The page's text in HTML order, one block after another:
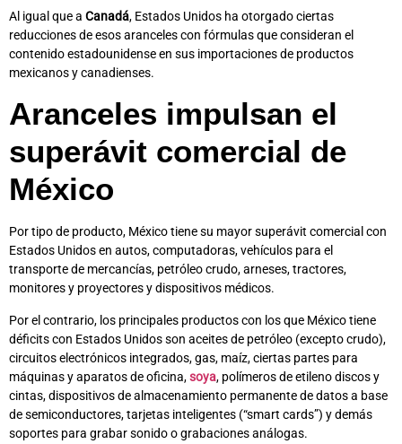
Al igual que a Canadá, Estados Unidos ha otorgado ciertas
reducciones de esos aranceles con fórmulas que consideran el
contenido estadounidense en sus importaciones de productos
mexicanos y canadienses.
Aranceles impulsan el
superávit comercial de
México
Por tipo de producto, México tiene su mayor superávit comercial con
Estados Unidos en autos, computadoras, vehículos para el
transporte de mercancías, petróleo crudo, arneses, tractores,
monitores y proyectores y dispositivos médicos.
Por el contrario, los principales productos con los que México tiene
déficits con Estados Unidos son aceites de petróleo (excepto crudo),
circuitos electrónicos integrados, gas, maíz, ciertas partes para
máquinas y aparatos de oficina,soya, polímeros de etileno discos y
cintas, dispositivos de almacenamiento permanente de datos a base
de semiconductores, tarjetas inteligentes (“smart cards”) y demás
soportes para grabar sonido o grabaciones análogas.